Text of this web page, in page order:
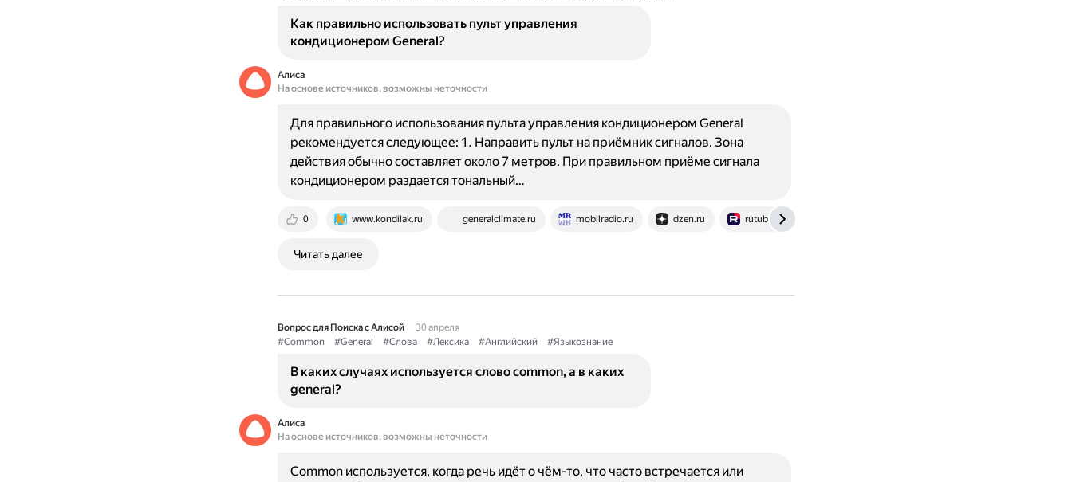
Как правильно использовать пульт управления
кондиционером General?
Алиса
На основе источников, возможны неточности
0 www.kondilak.ru generalclimate.ru mobilradio.ru dzen.ru rutube.ru
Для правильного использования пульта управления кондиционером General
рекомендуется следующее: 1. Направить пульт на приёмник сигналов. Зона
действия обычно составляет около 7 метров. При правильном приёме сигнала
кондиционером раздается тональный…
Читать далее
Вопрос для Поиска с Алисой
30 апреля
#Common
#General #Слова #Лексика #Английский #Языкознание
В каких случаях используется слово common, а в каких
general?
Алиса
На основе источников, возможны неточности
Common используется, когда речь идёт о чём-то, что часто встречается или